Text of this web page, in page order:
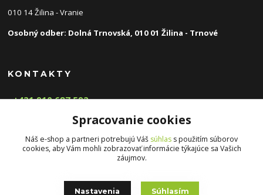
010 14 Žilina - Vranie
Osobný odber: Dolná Trnovská, 010 01 Žilina - Trnové
KONTAKTY
+421 910 687 592
info@zahradnyeshop.sk
Spracovanie cookies
Náš e-shop a partneri potrebujú Váš súhlas s použitím súborov
cookies, aby Vám mohli zobrazovať informácie týkajúce sa Vašich
záujmov.
Nastavenia Súhlasím